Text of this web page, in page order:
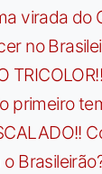
virada do
no
primeiro